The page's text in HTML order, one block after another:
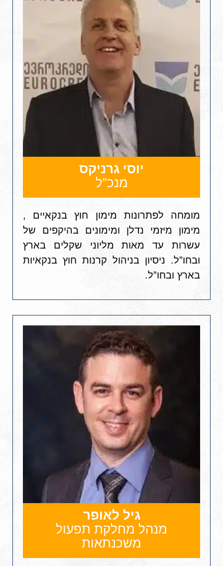
יוסי גרניקס
מנכ”ל
מומחה לפתרונות מימון חוץ בנקאיים ,
מימון מיזמי נדלן ומימונים בהיקפים של
עשרות עד מאות מליוני שקלים בארץ
ובחו”ל. ניסיון בניהול קרנות חוץ בנקאיות
בארץ ובחו”ל.
גיל לאופר
מנהל מחלקת תפעול
משכנתאות